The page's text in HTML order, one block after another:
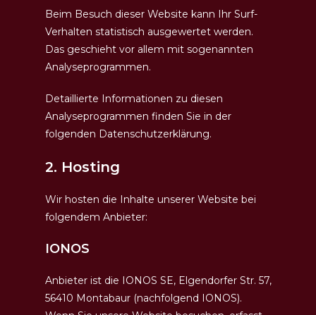
Beim Besuch dieser Website kann Ihr Surf-
Verhalten statistisch ausgewertet werden.
Das geschieht vor allem mit sogenannten
Analyseprogrammen.
Detaillierte Informationen zu diesen
Analyseprogrammen finden Sie in der
folgenden Datenschutzerklärung.
2. Hosting
Wir hosten die Inhalte unserer Website bei
folgendem Anbieter:
IONOS
Anbieter ist die IONOS SE, Elgendorfer Str. 57,
56410 Montabaur (nachfolgend IONOS).